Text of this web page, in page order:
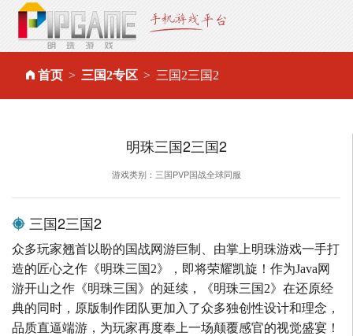
首页 三国2专区 三国2三国2
明珠三国2三国2
游戏类别：三国PVP国战全球同服
三国2三国2
众多玩家翘首以盼的国战网游巨制、由掌上明珠游戏一手打
造的匠心之作《明珠三国2》，即将荣耀凯旋！作为Java网
游开山之作《明珠三国》的延续，《明珠三国2》在还原经
典的同时，原版制作团队更加入了众多独创性设计和理念，
品质直逼端游，为玩家再度奉上一场颠覆感官的视觉盛宴！